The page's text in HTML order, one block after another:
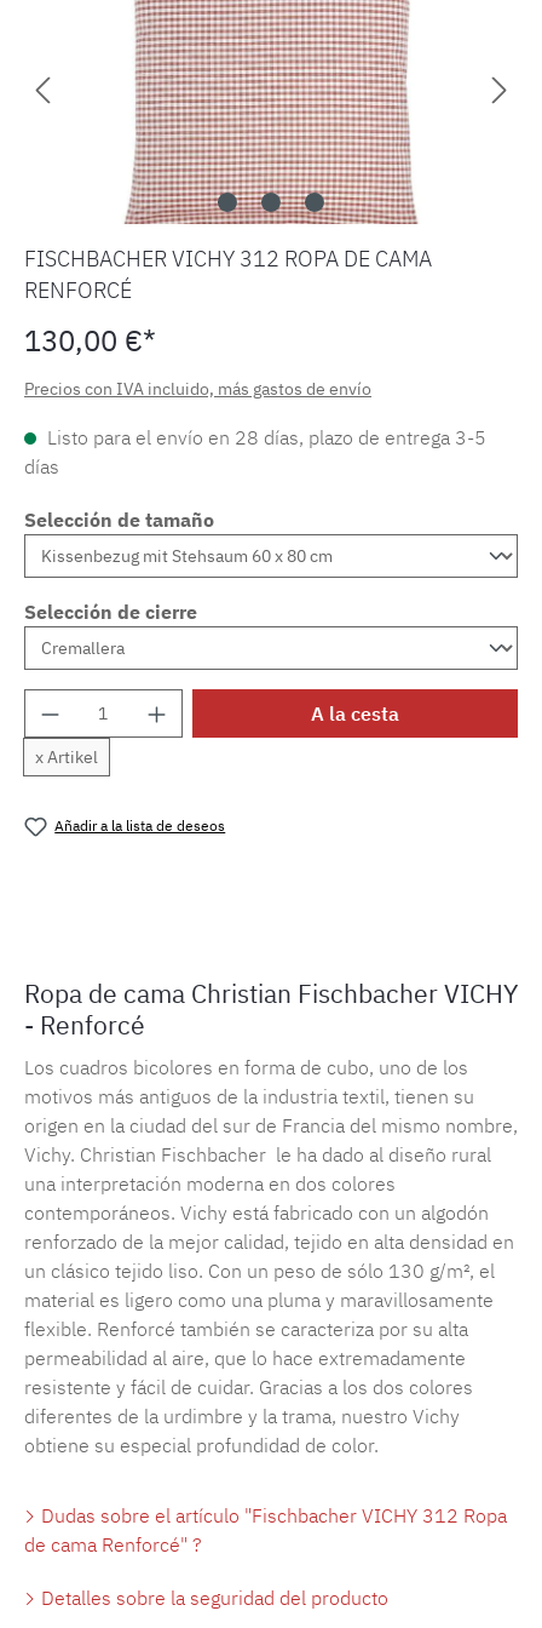
FISCHBACHER VICHY 312 ROPA DE CAMA
RENFORCÉ
130,00 €*
Precios con IVA incluido, más gastos de envío
Listo para el envío en 28 días, plazo de entrega 3-5
días
Selección de tamaño
Selección de cierre
Cantidad del producto: introduce la
x Artikel
A la cesta
Añadir a la lista de deseos
Ropa de cama Christian Fischbacher VICHY
- Renforcé
Los cuadros bicolores en forma de cubo, uno de los
motivos más antiguos de la industria textil, tienen su
origen en la ciudad del sur de Francia del mismo nombre,
Vichy. Christian Fischbacher le ha dado al diseño rural
una interpretación moderna en dos colores
contemporáneos. Vichy está fabricado con un algodón
renforzado de la mejor calidad, tejido en alta densidad en
un clásico tejido liso. Con un peso de sólo 130 g/m², el
material es ligero como una pluma y maravillosamente
flexible. Renforcé también se caracteriza por su alta
permeabilidad al aire, que lo hace extremadamente
resistente y fácil de cuidar. Gracias a los dos colores
diferentes de la urdimbre y la trama, nuestro Vichy
obtiene su especial profundidad de color.
Dudas sobre el artículo "Fischbacher VICHY 312 Ropa
de cama Renforcé" ?
Detalles sobre la seguridad del producto